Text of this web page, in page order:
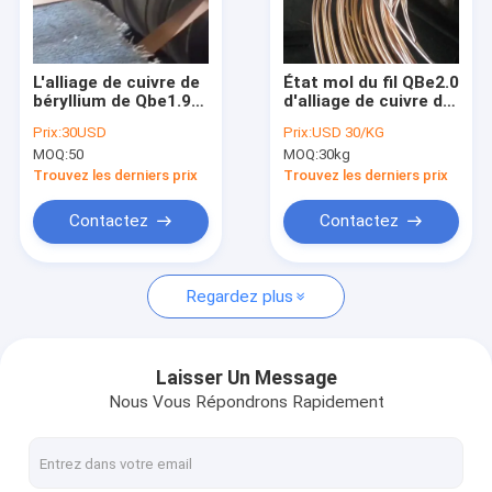
Au sujet de nous
Visite d'usine
Contactez-nous
Demandez une citation
Alliage de cuivre de béryllium
Cuivre du béryllium C17300
C17510 Beryllium Copper
L'alliage de cuivre de
béryllium de Qbe1.9Ti
0.2mmx200mm de
haute résistance
Prix:30USD
MOQ:50
Trouvez les derniers prix
Contactez
État mol du fil QBe2.0
d'alliage de cuivre de
pour
l'instrumentation
Prix:USD 30/KG
MOQ:30kg
Trouvez les derniers prix
Contactez
Regardez plus
Laisser Un Message
Nous Vous Répondrons Rapidement